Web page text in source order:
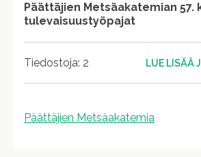
Päättäjien Metsäakatemian 57.
tulevaisuustyöpajat
Tiedostoja: 2 LUE LISÄÄ
Päättäjien Metsäakatemia